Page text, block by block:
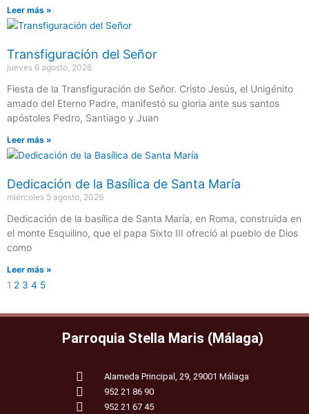
Leer más »
Transfiguración del Señor
jueves 6 agosto, 2026
Fiesta de la Transfiguración de Señor. Cristo Jesús, el Unigénito
amado del Eterno Padre, manifestó su gloria ante sus santos
apóstoles Pedro, Santiago y Juan
Leer más »
Dedicación de la Basílica de Santa María
miércoles 5 agosto, 2026
Dedicación de la basílica de Santa María, en Roma, construida en
el monte Esquilino, que el papa Sixto III ofreció al pueblo de Dios
como
Leer más »
1 2 3 4 5
Parroquia Stella Maris (Málaga)
Alameda Principal, 29, 29001 Málaga
952 21 86 90
952 21 67 45